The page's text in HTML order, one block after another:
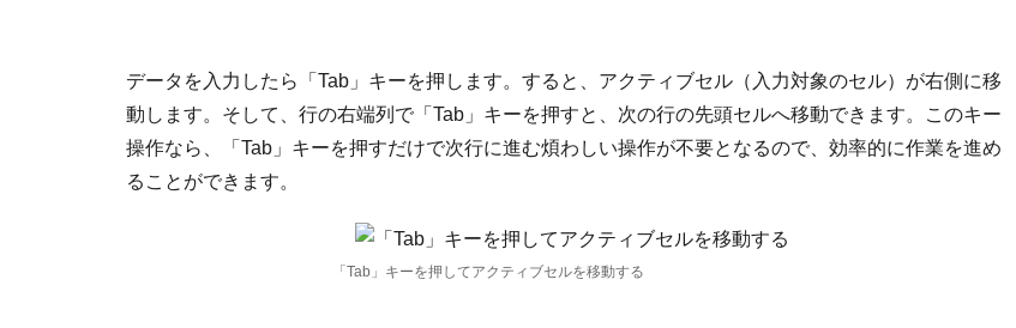
データを入力したら「Tab」キーを押します。すると、アクティブセル（入力対象のセル）が右側に移
動します。そして、行の右端列で「Tab」キーを押すと、次の行の先頭セルへ移動できます。このキー
操作なら、「Tab」キーを押すだけで次行に進む煩わしい操作が不要となるので、効率的に作業を進め
ることができます。
「Tab」キーを押してアクティブセルを移動する